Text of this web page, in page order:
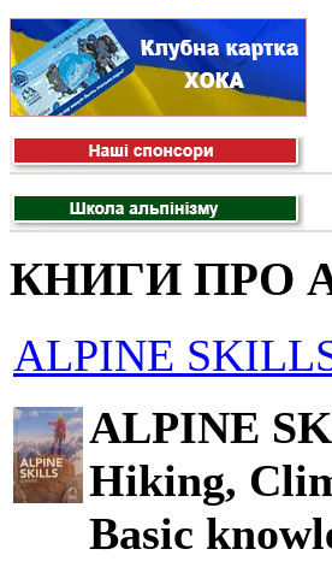
КНИГИ ПРО
ALPINE
ALPINE
Hiking,
Basic